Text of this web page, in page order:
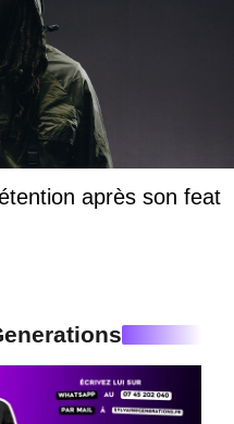
après son feat